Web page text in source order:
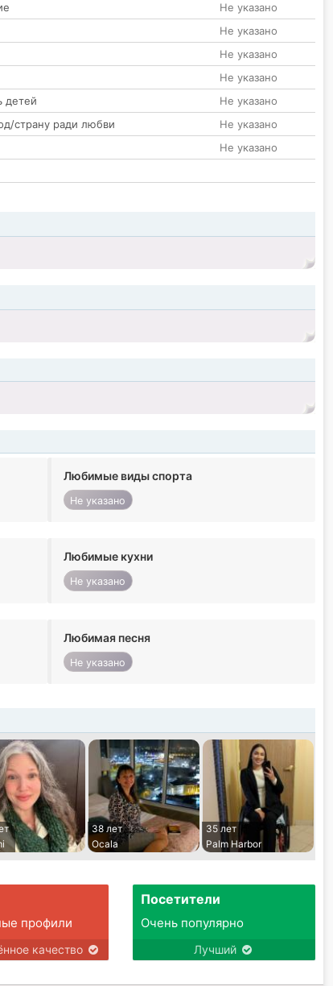
Не указано
Не указано
Не указано
Не указано
детей
Не указано
страну ради любви
Не указано
Не указано
Любимые виды спорта
Не указано
Любимые кухни
Не указано
Любимая песня
Не указано
38 лет
Ocala
35 лет
Palm Harbor
профили
качество
Посетители
Очень популярно
Лучший